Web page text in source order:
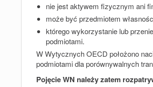
nie jest aktywem fizycznym ani
może być przedmiotem
którego wykorzystanie lub
podmiotami.
W Wytycznych OECD położono
podmiotami dla porównywalnych
Pojęcie WN należy zatem